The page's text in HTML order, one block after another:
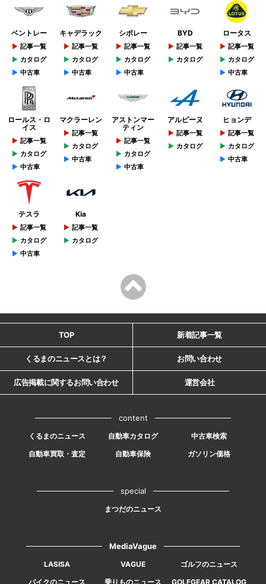
ベントレー
記事一覧
カタログ
中古車
キャデラック
記事一覧
カタログ
中古車
シボレー
記事一覧
カタログ
中古車
BYD
記事一覧
カタログ
ロータス
記事一覧
カタログ
中古車
ロールス・ロ
イス
記事一覧
カタログ
中古車
マクラーレン
記事一覧
カタログ
中古車
アストンマー
ティン
記事一覧
カタログ
中古車
アルピーヌ
記事一覧
カタログ
ヒョンデ
記事一覧
カタログ
中古車
テスラ
記事一覧
カタログ
中古車
Kia
記事一覧
カタログ
TOP 新着記事一覧
くるまのニュースとは？ お問い合わせ
広告掲載に関するお問い合わせ 運営会社
content
くるまのニュース 自動車カタログ
中古車検索
自動車買取・査定
自動車保険 ガソリン価格
special
まつだのニュース
MediaVague
LASISA VAGUE
ゴルフのニュース
バイクのニュース
乗りものニュース GOLFGEAR CATALOG